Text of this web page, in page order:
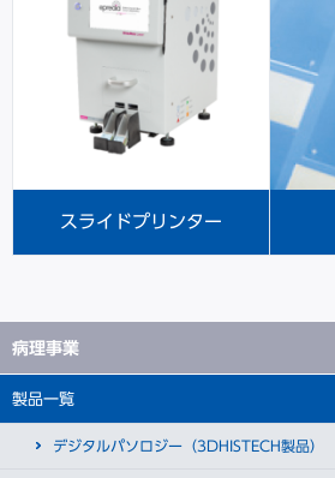
スライドプリンター
病理事業
製品一覧
デジタルパソロジー（3DHISTECH製品）